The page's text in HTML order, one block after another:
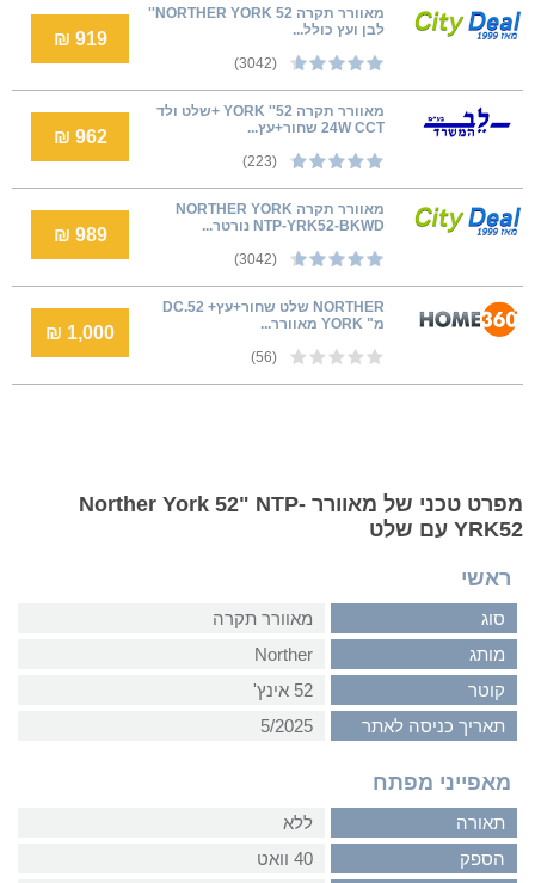
מאוורר תקרה NORTHER YORK 52''
לבן ועץ כולל...
(3042)
919 ₪
מאוורר תקרה 52'' YORK +שלט ולד
24W CCT שחור+עץ...
(223)
962 ₪
מאוורר תקרה NORTHER YORK
NTP-YRK52-BKWD נורטר...
(3042)
989 ₪
NORTHER שלט שחור+עץ+ DC.52
מ" YORK מאוורר...
(56)
1,000 ₪
מפרט טכני של מאוורר Norther York 52" NTP-
YRK52 עם שלט
ראשי
סוג
מאוורר תקרה
מותג
Norther
קוטר
52 אינץ'
תאריך כניסה לאתר
5/2025
מאפייני מפתח
תאורה
ללא
הספק
40 וואט